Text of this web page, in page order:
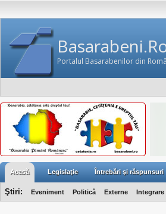
Portalul Basarabenilor din
Acasă Legislaţie Întrebări şi răspunsuri
Ştiri: Eveniment Politică Externe Integrare